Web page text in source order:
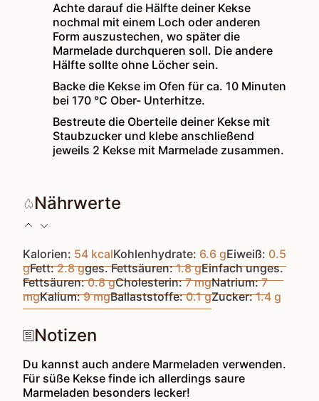
Achte darauf die Hälfte deiner Kekse
nochmal mit einem Loch oder anderen
Form auszustechen, wo später die
Marmelade durchqueren soll. Die andere
Hälfte sollte ohne Löcher sein.
Backe die Kekse im Ofen für ca. 10 Minuten
bei 170 °C Ober- Unterhitze.
Bestreute die Oberteile deiner Kekse mit
Staubzucker und klebe anschließend
jeweils 2 Kekse mit Marmelade zusammen.
Nährwerte
Kalorien: 54 kcalKohlenhydrate: 6.6 gEiweiß: 0.5
gFett:2.8 gges. Fettsäuren:1.8 gEinfach unges.
Fettsäuren:0.8 gCholesterin:7 mgNatrium:7
mgKalium:9 mgBallaststoffe:0.1 gZucker:1.4 g
Notizen
Du kannst auch andere Marmeladen verwenden.
Für süße Kekse finde ich allerdings saure
Marmeladen besonders lecker!